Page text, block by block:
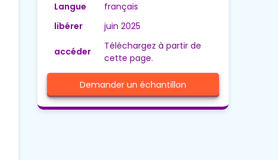
Langue
français
libérer
juin 2025
accéder
Téléchargez à partir de
cette page.
Demander un échantillon